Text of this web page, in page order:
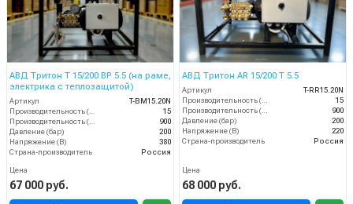
АВД Тритон T 15/200 ВР 5.5 (на раме,
электрика с теплозащитой)
Артикул
T-BM15.20N
Производительность (л/мин)
15
Производительность (л/ч)
900
Давление (бар)
200
Напряжение (В)
380
Страна-производитель
Россия
Цена
67 000 руб.
АВД Тритон AR 15/200 T 5.5
Артикул
T-RR15.20N
Производительность (л/мин)
15
Производительность (л/ч)
900
Давление (бар)
200
Напряжение (В)
220
Страна-производитель
Россия
Цена
68 000 руб.